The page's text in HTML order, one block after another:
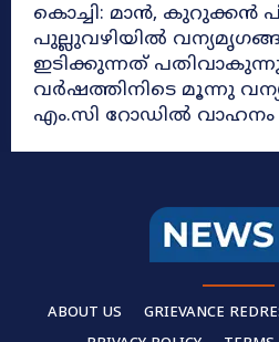
കൊച്ചി: മാൻ, കുറുക്കൻ
പുല്ലുവഴിയിൽ
ഇടിക്കുന്നത്
വർഷത്തിനിടെ മൂന്നു
എം.സി റോഡിൽ വാഹനം
ABOUT US GRIEVANCE